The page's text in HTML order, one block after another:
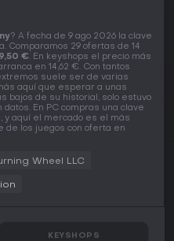
? A fecha de 9 ago 2026 la clave
Comparamos 29 ofertas de 14
€. En keyshops el precio más
en 14,62 €. Con tantos
suele ser de varias
aquí que esperar a unas
bajos de su historial, solo estuvo
En PC compras una clave
y aquí el mercado es el más
de los juegos con oferta en
Wheel LLC
KEYSHOPS